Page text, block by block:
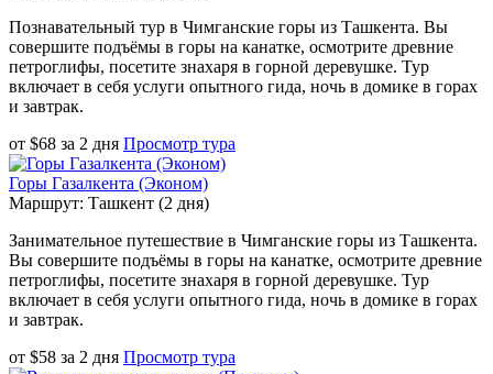
Познавательный тур в Чимганские горы из Ташкента. Вы
совершите подъёмы в горы на канатке, осмотрите древние
петроглифы, посетите знахаря в горной деревушке. Тур
включает в себя услуги опытного гида, ночь в домике в горах
и завтрак.
от $68 за 2 дня Просмотр тура
Горы Газалкента (Эконом)
Маршрут: Ташкент (2 дня)
Занимательное путешествие в Чимганские горы из Ташкента.
Вы совершите подъёмы в горы на канатке, осмотрите древние
петроглифы, посетите знахаря в горной деревушке. Тур
включает в себя услуги опытного гида, ночь в домике в горах
и завтрак.
от $58 за 2 дня Просмотр тура